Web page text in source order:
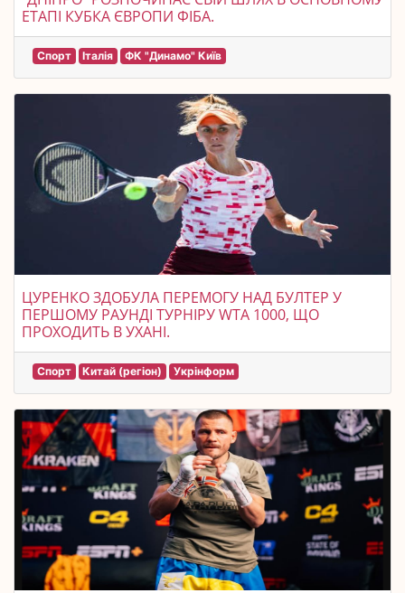
ЕТАПІ КУБКА ЄВРОПИ ФІБА.
Спорт Італія ФК "Динамо" Київ
ЦУРЕНКО ЗДОБУЛА ПЕРЕМОГУ НАД БУЛТЕР У
ПЕРШОМУ РАУНДІ ТУРНІРУ WTA 1000, ЩО
ПРОХОДИТЬ В УХАНІ.
Спорт Китай (регіон) Укрінформ